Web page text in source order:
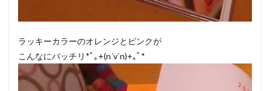
ラッキーカラーのオレンジとピンクが
こんなにバッチリ*ﾟ｡+(n´v`n)+｡ﾟ*